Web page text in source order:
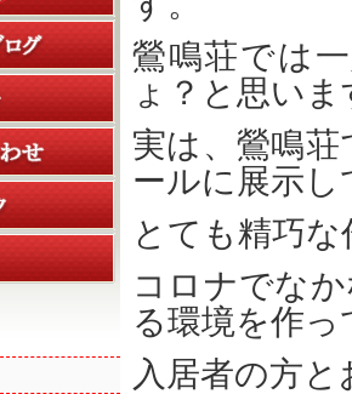
鶯鳴荘では
ょ？と思い
実は、鶯鳴
ールに展示
とても精巧
コロナでな
る環境を作
入居者の方